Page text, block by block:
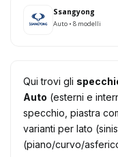
Ssangyong
Auto • 8 modelli
Qui trovi gli
Auto (esterni e
specchio, piastra
varianti per lato
(piano/curvo/